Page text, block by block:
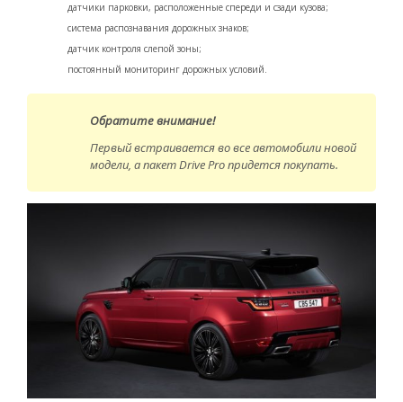
датчики парковки, расположенные спереди и сзади кузова;
система распознавания дорожных знаков;
датчик контроля слепой зоны;
постоянный мониторинг дорожных условий.
Обратите внимание!
Первый встраивается во все автомобили новой
модели, а пакет Drive Pro придется покупать.